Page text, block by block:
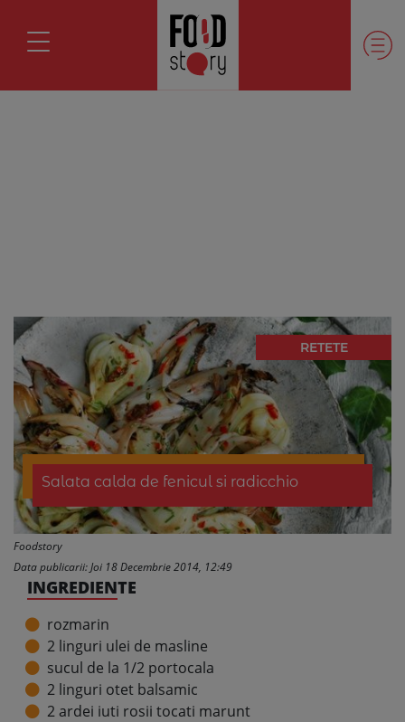
RETETE
Salata calda de fenicul si radicchio
Foodstory
Data publicarii: Joi 18 Decembrie 2014, 12:49
INGREDIENTE
rozmarin
2 linguri ulei de masline
sucul de la 1/2 portocala
2 linguri otet balsamic
2 ardei iuti rosii tocati marunt